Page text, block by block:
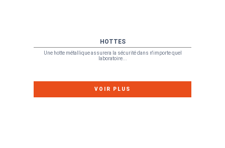
HOTTES
Une hotte métallique assurera la sécurité dans n'importe quel
laboratoire...
VOIR PLUS